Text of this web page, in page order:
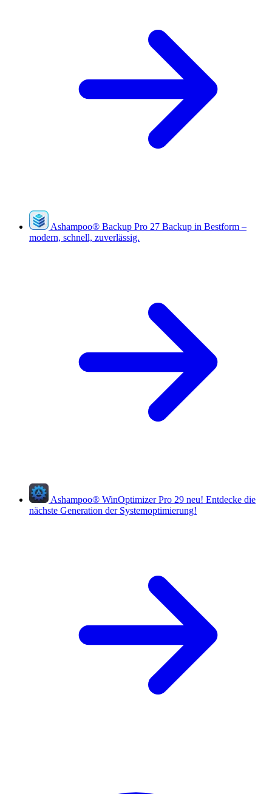
Ashampoo® Backup Pro 27 Backup in Bestform –
modern, schnell, zuverlässig.
Ashampoo® WinOptimizer Pro 29 neu! Entdecke die
nächste Generation der Systemoptimierung!